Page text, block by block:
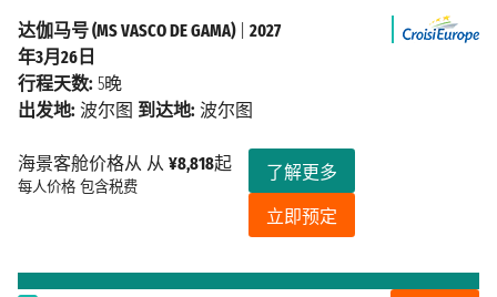
海景客舱价格从 从 ¥8,818起
每人价格 包含税费
了解更多
立即预定
达伽马号 (MS VASCO DE GAMA)| 2027
年3月26日
行程天数: 5晚
出发地: 波尔图 到达地: 波尔图